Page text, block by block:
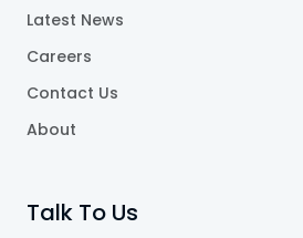
Latest News
Careers
Contact Us
About
Talk To Us